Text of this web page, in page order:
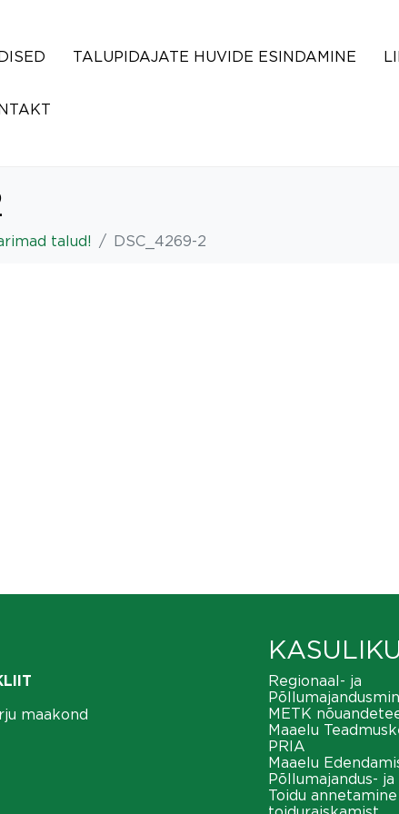
TALUPIDAJATE HUVIDE ESINDAMINE
talud! DSC_4269-2
maakond
Regionaal- ja
METK
Maaelu
PRIA
Maaelu
Põllumajandus-
Toidu